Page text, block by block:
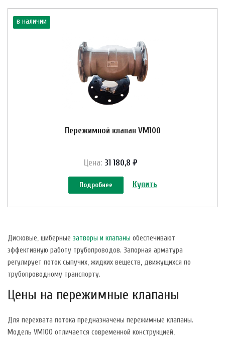
в наличии
Пережимной клапан VM100
Цена: 31 180,8 ₽
Подробнее Купить
Дисковые, шиберные затворы и клапаны обеспечивают
эффективную работу трубопроводов. Запорная арматура
регулирует поток сыпучих, жидких веществ, движущихся по
трубопроводному транспорту.
Цены на пережимные клапаны
Для перехвата потока предназначены пережимные клапаны.
Модель VM100 отличается современной конструкцией,